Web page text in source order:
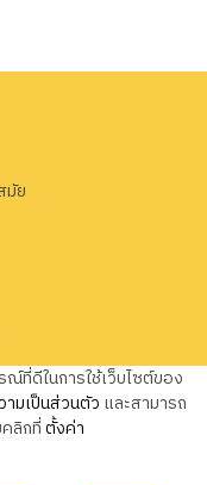
มัย
ที่ดีในการใช้เว็บไซต์ของ
ามเป็นส่วนตัว และสามารถ
ลิกที่ตั้งค่า